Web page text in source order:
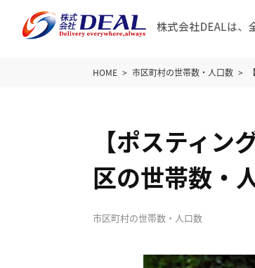
HOME 市区町村の世帯数・人口数
【ポスティ
区の世帯数・
市区町村の世帯数・人口数